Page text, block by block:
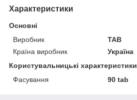
Характеристики
Основні
Виробник
TAB
Країна виробник
Україна
Користувальницькі характеристики
Фасування
90 tab